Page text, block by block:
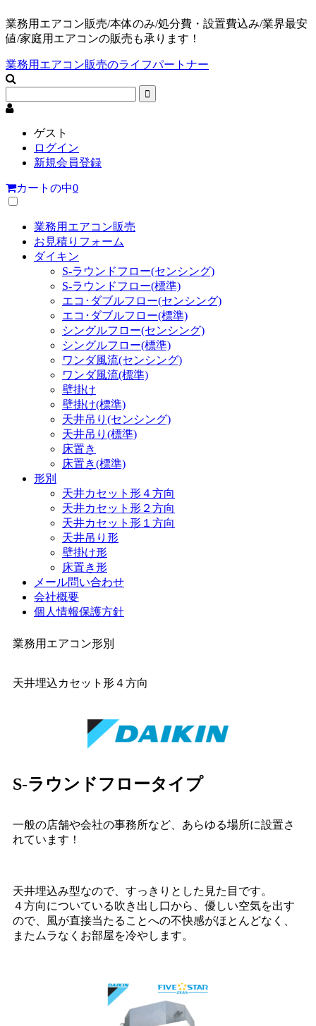
業務用エアコン販売/本体のみ/処分費・設置費込み/業界最安
値/家庭用エアコンの販売も承ります！
業務用エアコン販売のライフパートナー
ゲスト
ログイン
新規会員登録
カートの中0
業務用エアコン販売
お見積りフォーム
ダイキン
S-ラウンドフロー(センシング)
S-ラウンドフロー(標準)
エコ･ダブルフロー(センシング)
エコ･ダブルフロー(標準)
シングルフロー(センシング)
シングルフロー(標準)
ワンダ風流(センシング)
ワンダ風流(標準)
壁掛け
壁掛け(標準)
天井吊り(センシング)
天井吊り(標準)
床置き
床置き(標準)
形別
天井カセット形４方向
天井カセット形２方向
天井カセット形１方向
天井吊り形
壁掛け形
床置き形
メール問い合わせ
会社概要
個人情報保護方針
業務用エアコン形別
天井埋込カセット形４方向
S-ラウンドフロータイプ
一般の店舗や会社の事務所など、あらゆる場所に設置さ
れています！
天井埋込み型なので、すっきりとした見た目です。
４方向についている吹き出し口から、優しい空気を出す
ので、風が直接当たることへの不快感がほとんどなく、
またムラなくお部屋を冷やします。